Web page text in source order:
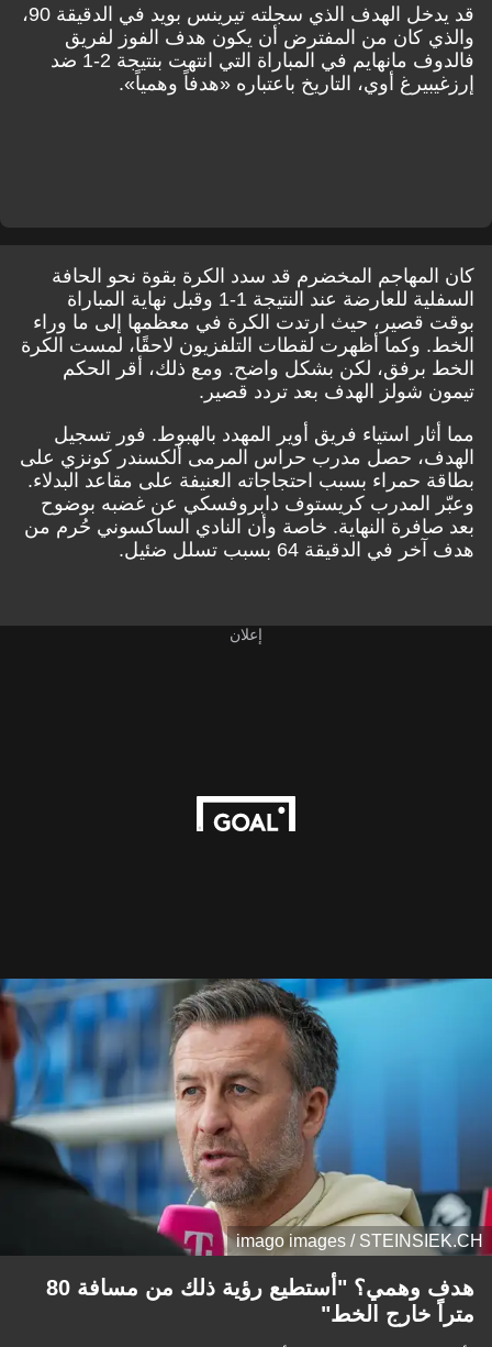
قد يدخل الهدف الذي سجلته تيرينس بويد في الدقيقة 90،
والذي كان من المفترض أن يكون هدف الفوز لفريق
فالدوف مانهايم في المباراة التي انتهت بنتيجة 2-1 ضد
إرزغيبيرغ أوي، التاريخ باعتباره «هدفاً وهمياً».
كان المهاجم المخضرم قد سدد الكرة بقوة نحو الحافة
السفلية للعارضة عند النتيجة 1-1 وقبل نهاية المباراة
بوقت قصير، حيث ارتدت الكرة في معظمها إلى ما وراء
الخط. وكما أظهرت لقطات التلفزيون لاحقًا، لمست الكرة
الخط برفق، لكن بشكل واضح. ومع ذلك، أقر الحكم
تيمون شولز الهدف بعد تردد قصير.
مما أثار استياء فريق أوير المهدد بالهبوط. فور تسجيل
الهدف، حصل مدرب حراس المرمى ألكسندر كونزي على
بطاقة حمراء بسبب احتجاجاته العنيفة على مقاعد البدلاء.
وعبّر المدرب كريستوف دابروفسكي عن غضبه بوضوح
بعد صافرة النهاية. خاصة وأن النادي الساكسوني حُرم من
هدف آخر في الدقيقة 64 بسبب تسلل ضئيل.
إعلان
imago images / STEINSIEK.CH
هدف وهمي؟ "أستطيع رؤية ذلك من مسافة 80
متراً خارج الخط"